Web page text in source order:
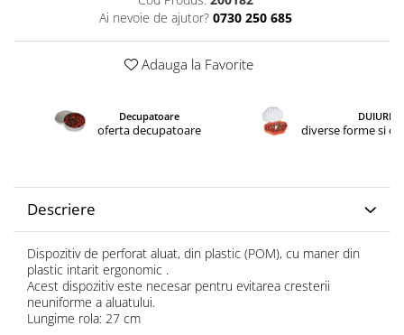
Ai nevoie de ajutor? 0730 250 685
Adauga la Favorite
Decupatoare
oferta decupatoare
DUIURI
diverse forme si
Descriere
Dispozitiv de perforat aluat, din plastic (POM), cu maner din
plastic intarit ergonomic .
Acest dispozitiv este necesar pentru evitarea cresterii
neuniforme a aluatului.
Lungime rola: 27 cm